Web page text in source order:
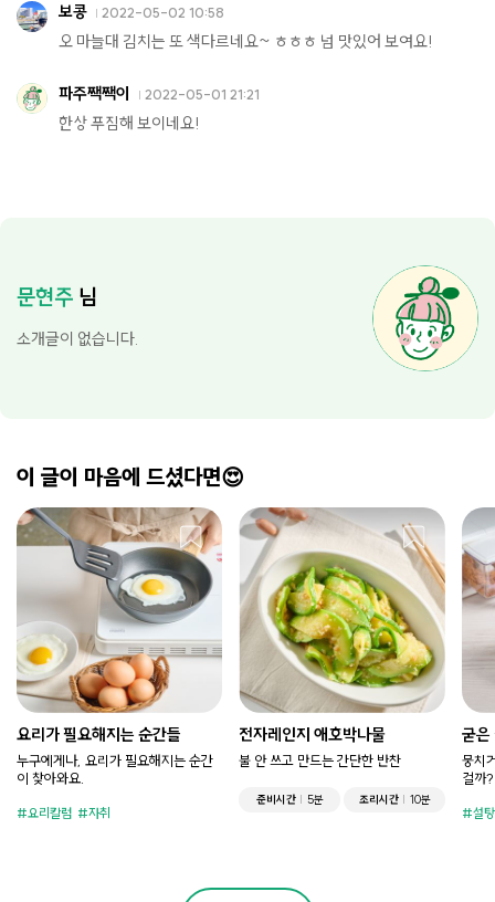
보콩 2022-05-02 10:58
오 마늘대 김치는 또 색다르네요~ ㅎㅎㅎ 넘 맛있어 보여요!
파주짹짹이 2022-05-01 21:21
한상 푸짐해 보이네요!
문현주 님
소개글이 없습니다.
이 글이 마음에 드셨다면😍
요리가 필요해지는 순간들
누구에게나, 요리가 필요해지는 순간
이 찾아와요.
요리칼럼 자취
전자레인지 애호박나물
불 안 쓰고 만드는 간단한 반찬
준비시간 5분 조리시간 10분
굳은
뭉치
걸까?
설탕